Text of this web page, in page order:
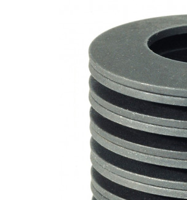
techniques
Catalogue
Documentations